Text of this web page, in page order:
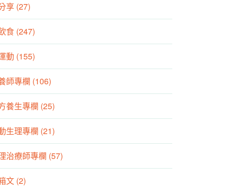
享 (27)
食 (247)
動 (155)
師專欄 (106)
養生專欄 (25)
生理專欄 (21)
治療師專欄 (57)
文 (2)